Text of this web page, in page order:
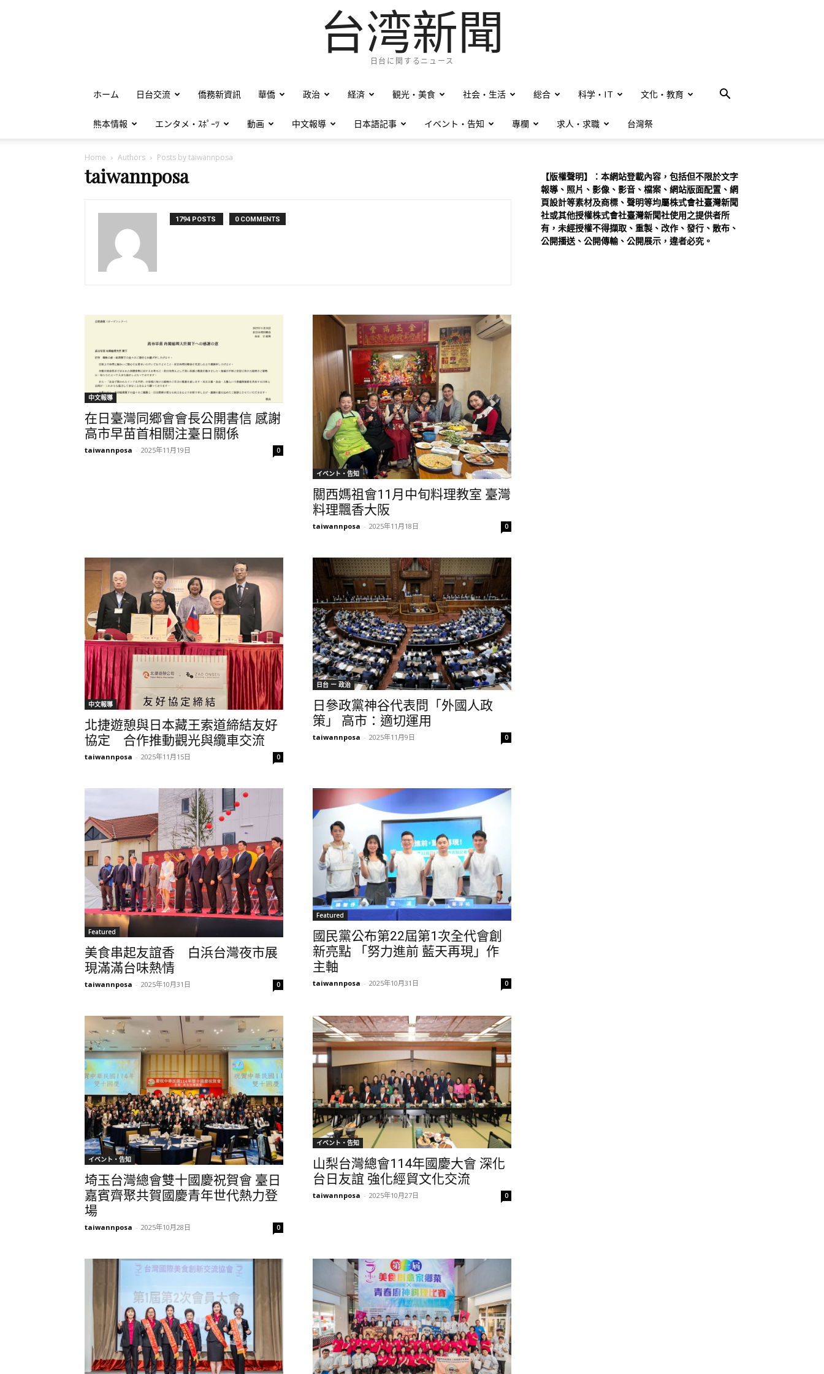
台湾新聞
日台に関するニュース
ホーム 日台交流 僑務新資訊 華僑 政治 経済 観光・美食 社会・生活 総合 科学・IT 文化・教育
熊本情報 エンタメ・ｽﾎﾟｰﾂ 動画 中文報導 日本語記事 イベント・告知 專欄 求人・求職 台灣祭
Home Authors Posts by taiwannposa
taiwannposa
1794 POSTS 0 COMMENTS
中文報導
在日臺灣同郷會會長公開書信 感謝
高市早苗首相關注臺日關係
taiwannposa - 2025年11月19日 0
イベント・告知
關西媽祖會11月中旬料理教室 臺灣
料理飄香大阪
taiwannposa - 2025年11月18日 0
中文報導
北捷遊憩與日本藏王索道締結友好
協定 合作推動觀光與纜車交流
taiwannposa - 2025年11月15日 0
日台 ー 政治
日參政黨神谷代表問「外國人政
策」 高市：適切運用
taiwannposa - 2025年11月9日 0
Featured
美食串起友誼香 白浜台灣夜市展
現滿滿台味熱情
taiwannposa - 2025年10月31日 0
Featured
國民黨公布第22屆第1次全代會創
新亮點 「努力進前 藍天再現」作
主軸
taiwannposa - 2025年10月31日 0
イベント・告知
埼玉台灣總會雙十國慶祝賀會 臺日
嘉賓齊聚共賀國慶青年世代熱力登
場
taiwannposa - 2025年10月28日 0
イベント・告知
山梨台灣總會114年國慶大會 深化
台日友誼 強化經貿文化交流
taiwannposa - 2025年10月27日 0
【版權聲明】：本網站登載內容，包括但不限於文字
報導、照片、影像、影音、檔案、網站版面配置、網
頁設計等素材及商標、聲明等均屬株式會社臺灣新聞
社或其他授權株式會社臺灣新聞社使用之提供者所
有，未經授權不得擷取、重製、改作、發行、散布、
公開播送、公開傳輸、公開展示，違者必究。